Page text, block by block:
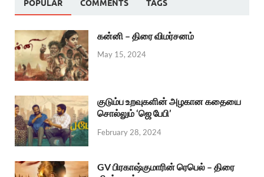
POPULAR COMMENTS TAGS
கன்னி – திரை விமர்சனம்
May 15, 2024
குடும்ப உறவுகளின் அழகான கதையை
சொல்லும் ‘ஜெ பேபி’
February 28, 2024
GV பிரகாஷ்குமாரின் ரெபெல் – திரை